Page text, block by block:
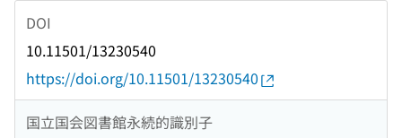
DOI
10.11501/13230540
https://doi.org/10.11501/13230540
国立国会図書館永続的識別子